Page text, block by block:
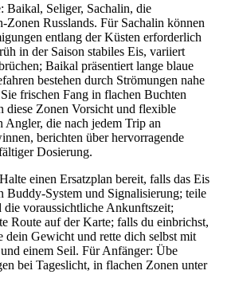
Baikal, Seliger, Sachalin, die
Zonen Russlands. Für Sachalin können
entlang der Küsten erforderlich
in der Saison stabiles Eis, variiert
Baikal präsentiert lange blaue
bestehen durch Strömungen nahe
frischen Fang in flachen Buchten
diese Zonen Vorsicht und flexible
Angler, die nach jedem Trip an
berichten über hervorragende
Dosierung.
einen Ersatzplan bereit, falls das Eis
Buddy-System und Signalisierung; teile
die voraussichtliche Ankunftszeit;
Route auf der Karte; falls du einbrichst,
dein Gewicht und rette dich selbst mit
einem Seil. Für Anfänger: Übe
bei Tageslicht, in flachen Zonen unter